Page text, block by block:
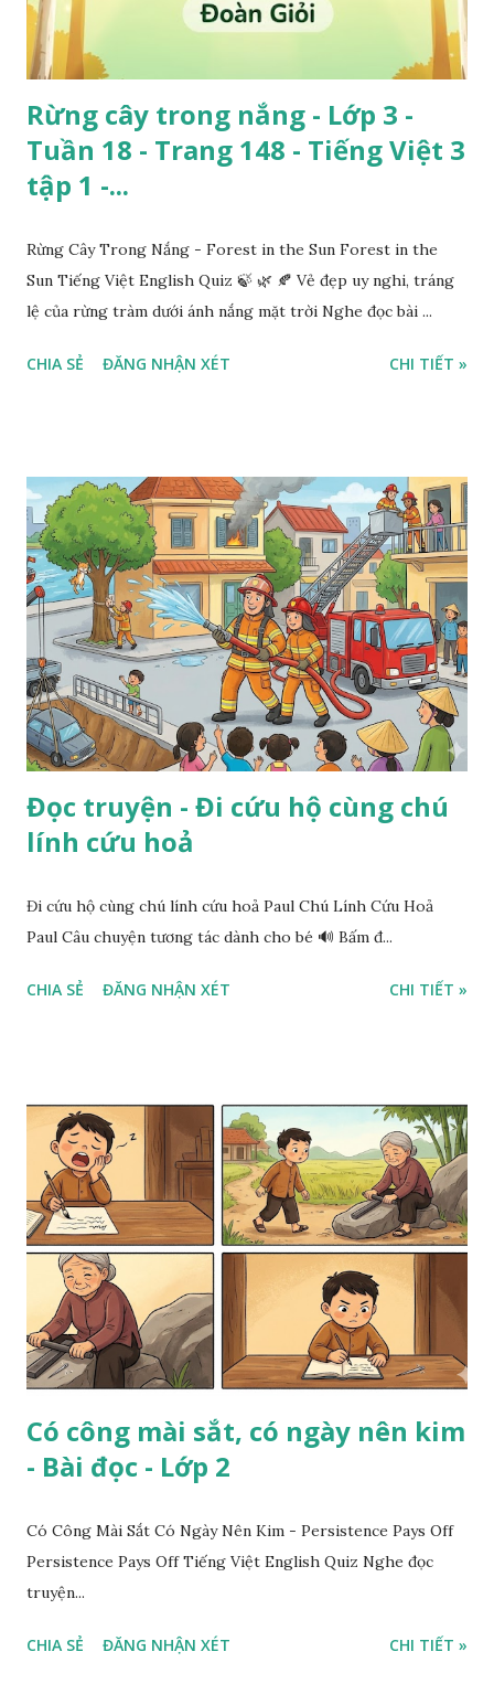
Rừng cây trong nắng - Lớp 3 -
Tuần 18 - Trang 148 - Tiếng Việt 3
tập 1 -...
Rừng Cây Trong Nắng - Forest in the Sun Forest in the
Sun Tiếng Việt English Quiz 🍃 🌿 🍂 Vẻ đẹp uy nghi, tráng
lệ của rừng tràm dưới ánh nắng mặt trời Nghe đọc bài ...
CHIA SẺ ĐĂNG NHẬN XÉT CHI TIẾT »
Đọc truyện - Đi cứu hộ cùng chú
lính cứu hoả
Đi cứu hộ cùng chú lính cứu hoả Paul Chú Lính Cứu Hoả
Paul Câu chuyện tương tác dành cho bé 🔊 Bấm đ...
CHIA SẺ ĐĂNG NHẬN XÉT CHI TIẾT »
Có công mài sắt, có ngày nên kim
- Bài đọc - Lớp 2
Có Công Mài Sắt Có Ngày Nên Kim - Persistence Pays Off
Persistence Pays Off Tiếng Việt English Quiz Nghe đọc
truyện...
CHIA SẺ ĐĂNG NHẬN XÉT CHI TIẾT »